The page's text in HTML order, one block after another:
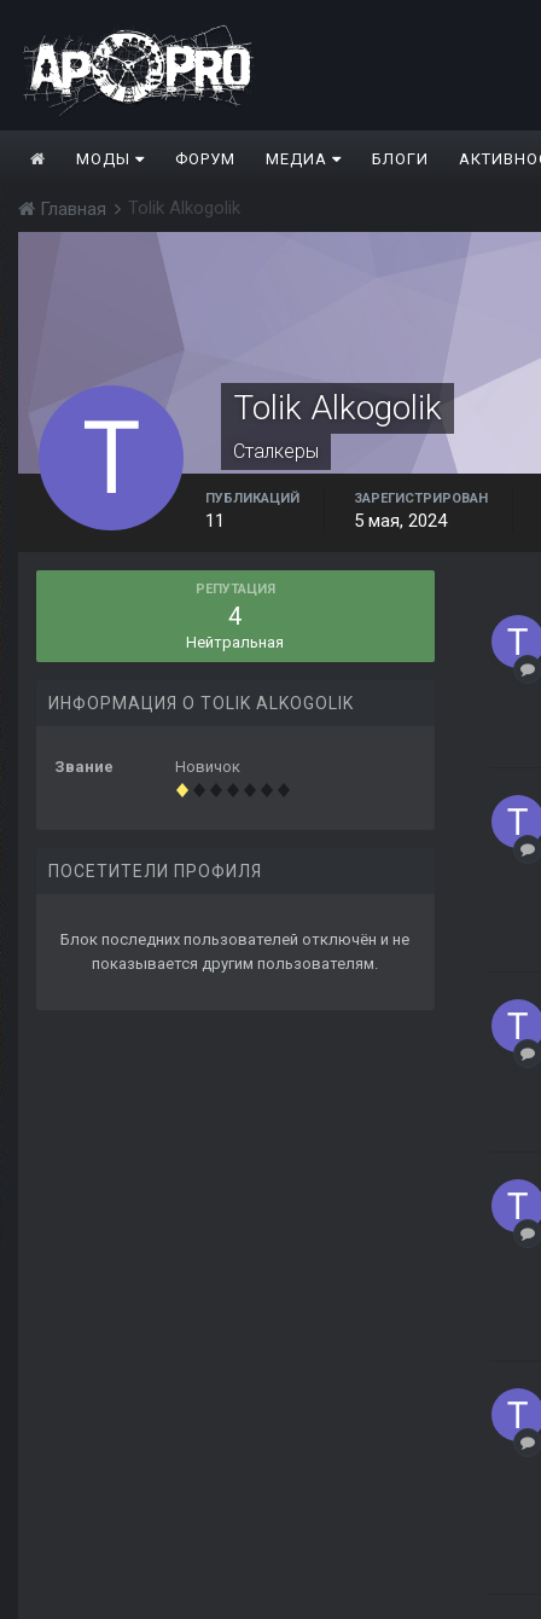
МОДЫ ФОРУМ МЕДИА БЛОГИ
Главная Tolik Alkogolik
Tolik Alkogolik
Сталкеры
ПУБЛИКАЦИЙ
11
ЗАРЕГИСТРИРОВАН
5 мая, 2024
РЕПУТАЦИЯ
4
Нейтральная
ИНФОРМАЦИЯ О TOLIK ALKOGOLIK
Звание Новичок
ПОСЕТИТЕЛИ ПРОФИЛЯ
Блок последних пользователей отключён и не
показывается другим пользователям.